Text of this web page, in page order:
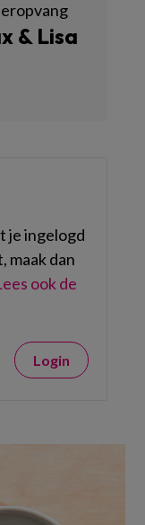
& Lisa
je ingelogd
maak dan
ook de
Login